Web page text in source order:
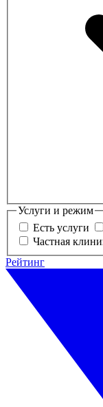
Услуги и режим
Есть услуги
Частная
Рейтинг